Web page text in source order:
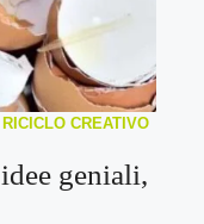
CREATIVO
geniali,